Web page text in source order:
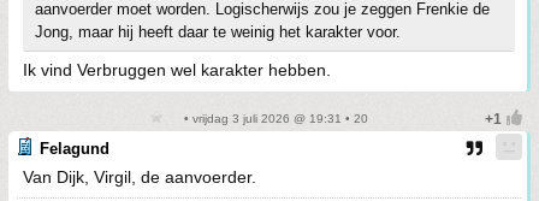
aanvoerder moet worden. Logischerwijs zou je zeggen Frenkie de
Jong, maar hij heeft daar te weinig het karakter voor.
Ik vind Verbruggen wel karakter hebben.
• vrijdag 3 juli 2026 @ 19:31 • 20
Felagund
Van Dijk, Virgil, de aanvoerder.